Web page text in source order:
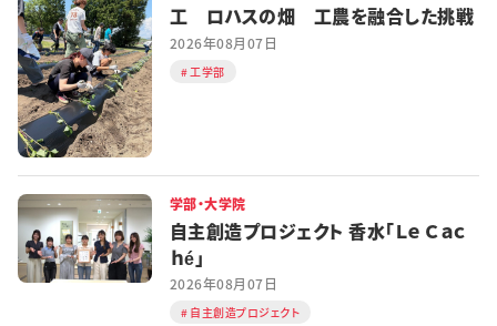
工 ロハスの畑 工農を融合した挑戦
2026年08月07日
工学部
学部・大学院
自主創造プロジェクト 香水「Ｌｅ Ｃａｃ
ｈé」
2026年08月07日
自主創造プロジェクト